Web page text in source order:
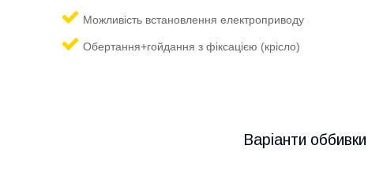
Можливість встановлення електроприводу
Обертання+гойдання з фіксацією (крісло)
Варіанти оббивки